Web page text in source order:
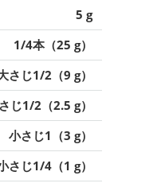
5 g
1/4本（25 g）
さじ1/2（9 g）
じ1/2（2.5 g）
小さじ1（3 g）
さじ1/4（1 g）